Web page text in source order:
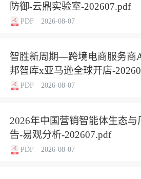
防御-云鼎实验室-202607.pdf
PDF 2026-08-07
智胜新周期—跨境电商服务商
邦智库x亚马逊全球开店-
PDF 2026-08-07
2026年中国营销智能体生态与
告-易观分析-202607.pdf
PDF 2026-08-07